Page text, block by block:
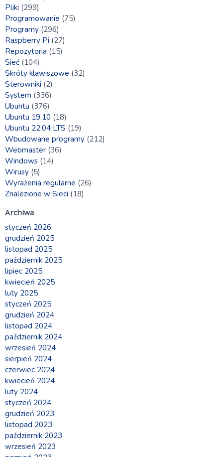
Pliki (299)
Programowanie (75)
Programy (296)
Raspberry Pi (27)
Repozytoria (15)
Sieć (104)
Skróty klawiszowe (32)
Sterowniki (2)
System (336)
Ubuntu (376)
Ubuntu 19.10 (18)
Ubuntu 22.04 LTS (19)
Wbudowane programy (212)
Webmaster (36)
Windows (14)
Wirusy (5)
Wyrażenia regularne (26)
Znalezione w Sieci (18)
Archiwa
styczeń 2026
grudzień 2025
listopad 2025
październik 2025
lipiec 2025
kwiecień 2025
luty 2025
styczeń 2025
grudzień 2024
listopad 2024
październik 2024
wrzesień 2024
sierpień 2024
czerwiec 2024
kwiecień 2024
luty 2024
styczeń 2024
grudzień 2023
listopad 2023
październik 2023
wrzesień 2023